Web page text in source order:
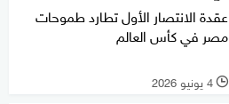
عقدة الانتصار الأول تطارد طموحات
مصر في كأس العالم
l 4 يونيو 2026